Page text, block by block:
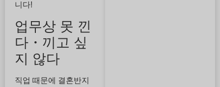
니다!
업무상 못 낀
다・끼고 싶
지 않다
직업 때문에 결혼반지